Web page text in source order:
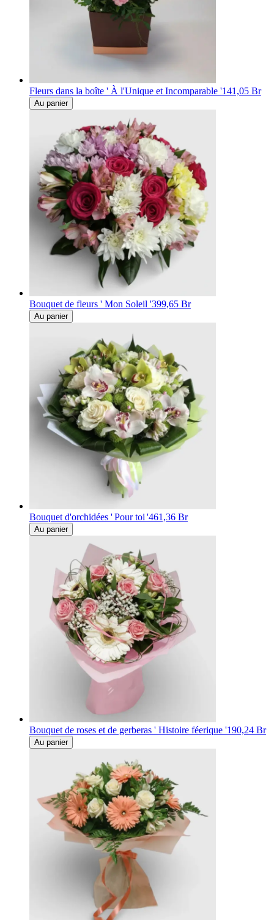
Fleurs dans la boîte ' À l'Unique et Incomparable '141,05 Br
Au panier
Bouquet de fleurs ' Mon Soleil '399,65 Br
Au panier
Bouquet d'orchidées ' Pour toi '461,36 Br
Au panier
Bouquet de roses et de gerberas ' Histoire féerique '190,24 Br
Au panier